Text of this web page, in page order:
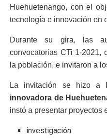
Huehuetenango, con el
tecnología e innovación en
Durante su gira, las
convocatorias CTi 1-2021,
la población, e invitaron a
La invitación se hizo a
innovadora de
instó a presentar proyectos
investigación